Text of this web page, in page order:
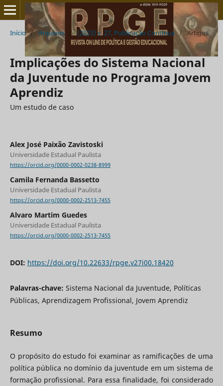
Início / Arquivos / (2023) v. 27, Publicação Contínua / Artigos
Implicações do Sistema Nacional
da Juventude no Programa Jovem
Aprendiz
Um estudo de caso
Alex José Paixão Zavistoski
Universidade Estadual Paulista
https://orcid.org/0000-0002-0238-8999
Camila Fernanda Bassetto
Universidade Estadual Paulista
https://orcid.org/0000-0002-2513-7455
Alvaro Martim Guedes
Universidade Estadual Paulista
https://orcid.org/0000-0002-2513-7455
DOI: https://doi.org/10.22633/rpge.v27i00.18420
Palavras-chave: Sistema Nacional da Juventude, Políticas
Públicas, Aprendizagem Profissional, Jovem Aprendiz
Resumo
O propósito do estudo foi examinar as ramificações de uma
política pública no domínio da juventude em um sistema de
formação profissional. Para essa finalidade, foi considerado